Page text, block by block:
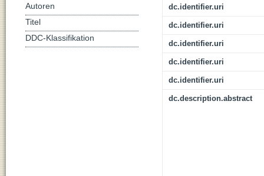
dc.identifier.uri
dc.identifier.uri
dc.identifier.uri
dc.identifier.uri
dc.identifier.uri
dc.description.abstract
Autoren
Titel
DDC-Klassifikation